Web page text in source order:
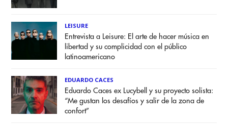
LEISURE
Entrevista a Leisure: El arte de hacer música en
libertad y su complicidad con el público
latinoamericano
EDUARDO CACES
Eduardo Caces ex Lucybell y su proyecto solista:
“Me gustan los desafíos y salir de la zona de
confort”